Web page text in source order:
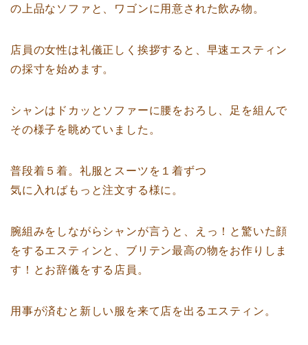
の上品なソファと、ワゴンに用意された飲み物。
店員の女性は礼儀正しく挨拶すると、早速エスティン
の採寸を始めます。
シャンはドカッとソファーに腰をおろし、足を組んで
その様子を眺めていました。
普段着５着。礼服とスーツを１着ずつ
気に入ればもっと注文する様に。
腕組みをしながらシャンが言うと、えっ！と驚いた顔
をするエスティンと、ブリテン最高の物をお作りしま
す！とお辞儀をする店員。
用事が済むと新しい服を来て店を出るエスティン。